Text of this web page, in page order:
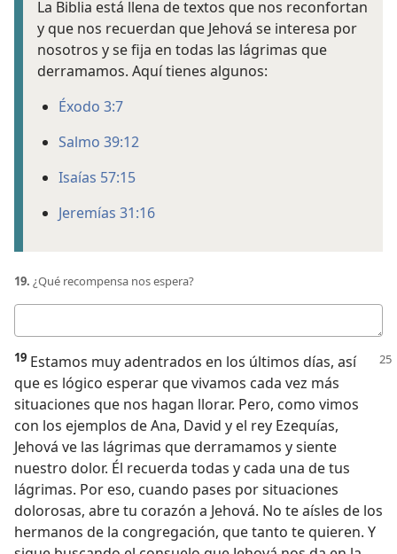
La Biblia está llena de textos que nos reconfortan
y que nos recuerdan que Jehová se interesa por
nosotros y se fija en todas las lágrimas que
derramamos. Aquí tienes algunos:
Éxodo 3:7
Salmo 39:12
Isaías 57:15
Jeremías 31:16
19. ¿Qué recompensa nos espera?
19 Estamos muy adentrados en los últimos días, así
que es lógico esperar que vivamos cada vez más
situaciones que nos hagan llorar. Pero, como vimos
con los ejemplos de Ana, David y el rey Ezequías,
Jehová ve las lágrimas que derramamos y siente
nuestro dolor. Él recuerda todas y cada una de tus
lágrimas. Por eso, cuando pases por situaciones
dolorosas, abre tu corazón a Jehová. No te aísles de los
hermanos de la congregación, que tanto te quieren. Y